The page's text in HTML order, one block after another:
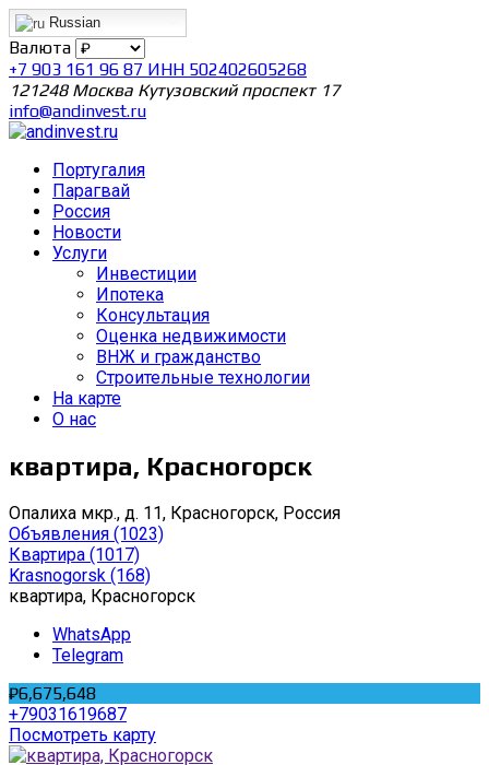
Russian
Валюта
+7 903 161 96 87 ИНН 502402605268
121248 Москва Кутузовский проспект 17
info@andinvest.ru
Португалия
Парагвай
Россия
Новости
Услуги
Инвестиции
Ипотека
Консультация
Оценка недвижимости
ВНЖ и гражданство
Строительные технологии
На карте
О нас
квартира, Красногорск
Опалиха мкр., д. 11, Красногорск, Россия
Объявления (1023)
Квартира (1017)
Krasnogorsk (168)
квартира, Красногорск
WhatsApp
Telegram
₽6,675,648
+79031619687
Посмотреть карту